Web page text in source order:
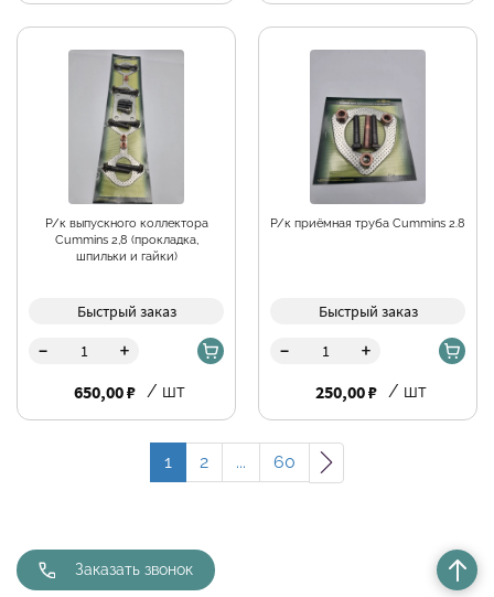
Р/к выпускного коллектора
Cummins 2,8 (прокладка,
шпильки и гайки)
Быстрый заказ
- +
650,00 ₽ / шт
Р/к приёмная труба Cummins 2.8
Быстрый заказ
- +
250,00 ₽ / шт
1 2 ... 60
Заказать звонок